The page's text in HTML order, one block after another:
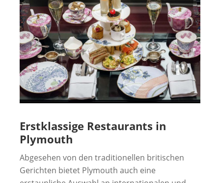
Erstklassige Restaurants in
Plymouth
Abgesehen von den traditionellen britischen
Gerichten bietet Plymouth auch eine